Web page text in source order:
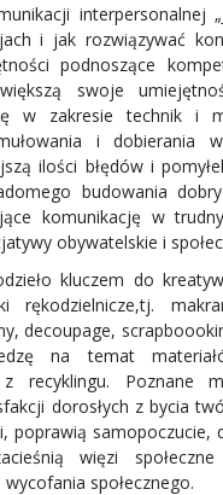
interpersonalnej
i jak rozwiązywać
podnoszące
swoje
w zakresie technik i
i dobierania
ilości błędów i
budowania
komunikację w
obywatelskie i
kluczem do
rękodzielnicze,tj.
decoupage,
na temat
z recyklingu. Poznane
dorosłych z bycia
poprawią samopoczucie,
więzi
społecznego.